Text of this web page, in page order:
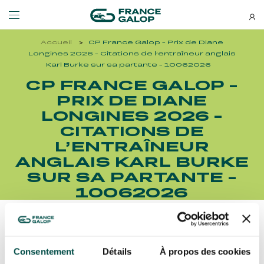
Consentement Détails À propos des cookies
Événements et billetterie
LES ÉVÉNEMENTS
MEETING DE DEAUVILLE BARRIÈRE
MEETING DE DEAUVILLE BARRIÈRE
QATAR ARC TRIALS
QATAR ARC TRIALS
À LA DÉCOUVERTE DE L'HIPPODROME
QATAR PRIX DE L'ARC DE TRIOMPHE
Découvrez-nous
DÉCOUVREZ-NOUS
QUI SOMMES-NOUS ?
QUI SOMMES-NOUS ?
NOS ENGAGEMENTS BIEN-ÊTRE ÉQUIN
NOS ENGAGEMENTS BIEN-ÊTRE ÉQUIN
RESPONSABILITÉ SOCIÉTALE
NEWSLETTERS
Bons plans, nouveautés et
actus : ne ratez rien !
S’ABONNER
Accueil
CP France Galop - Prix de Diane
Longines 2026 - Citations de l’entraîneur anglais
Karl Burke sur sa partante - 10062026
CP FRANCE GALOP -
PRIX DE DIANE
LONGINES 2026 -
CITATIONS DE
L’ENTRAÎNEUR
ANGLAIS KARL BURKE
SUR SA PARTANTE -
10062026
Découvrez Aussi :